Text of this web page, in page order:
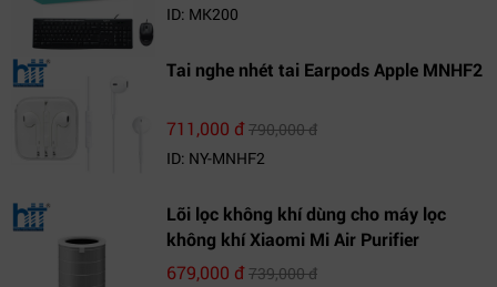
ID: MK200
Tai nghe nhét tai Earpods Apple MNHF2
711,000 đ790,000 đ
ID: NY-MNHF2
Lõi lọc không khí dùng cho máy lọc
không khí Xiaomi Mi Air Purifier
679,000 đ739,000 đ